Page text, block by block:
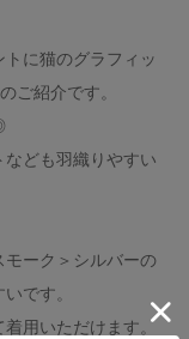
に猫のグラフィッ
ご紹介です。
ども羽織りやすい
ーク＞シルバーの
です。
用いただけます。